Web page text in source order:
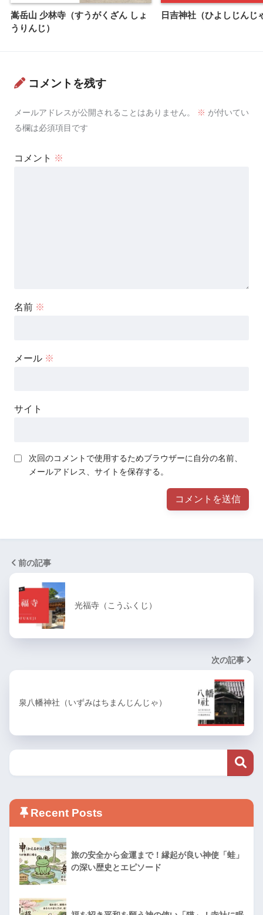
嵩岳山 少林寺（すうがくざん しょ
うりんじ）
日吉神社（ひよしじんじ
コメントを残す
メールアドレスが公開されることはありません。 ※ が付いてい
る欄は必須項目です
コメント ※
名前 ※
メール ※
サイト
次回のコメントで使用するためブラウザーに自分の名前、
メールアドレス、サイトを保存する。
前の記事
光福寺（こうふくじ）
次の記事
泉八幡神社（いずみはちまんじんじゃ）
Recent Posts
旅の安全から金運まで！縁起が良い神使「蛙」
の深い歴史とエピソード